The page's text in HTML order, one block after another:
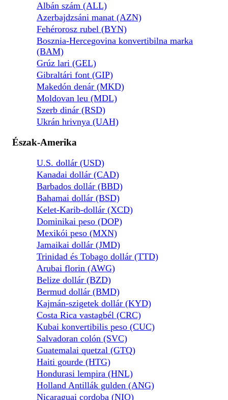
Albán szám (ALL)
Azerbajdzsáni manat (AZN)
Fehérorosz rubel (BYN)
Bosznia-Hercegovina konvertibilna marka
(BAM)
Grúz lari (GEL)
Gibraltári font (GIP)
Makedón denár (MKD)
Moldovan leu (MDL)
Szerb dinár (RSD)
Ukrán hrivnya (UAH)
Észak-Amerika
U.S. dollár (USD)
Kanadai dollár (CAD)
Barbados dollár (BBD)
Bahamai dollár (BSD)
Kelet-Karib-dollár (XCD)
Dominikai peso (DOP)
Mexikói peso (MXN)
Jamaikai dollár (JMD)
Trinidad és Tobago dollár (TTD)
Arubai florin (AWG)
Belize dollár (BZD)
Bermud dollár (BMD)
Kajmán-szigetek dollár (KYD)
Costa Rica vastagbél (CRC)
Kubai konvertibilis peso (CUC)
Salvadoran colón (SVC)
Guatemalai quetzal (GTQ)
Haiti gourde (HTG)
Hondurasi lempira (HNL)
Holland Antillák gulden (ANG)
Nicaraguai cordoba (NIO)